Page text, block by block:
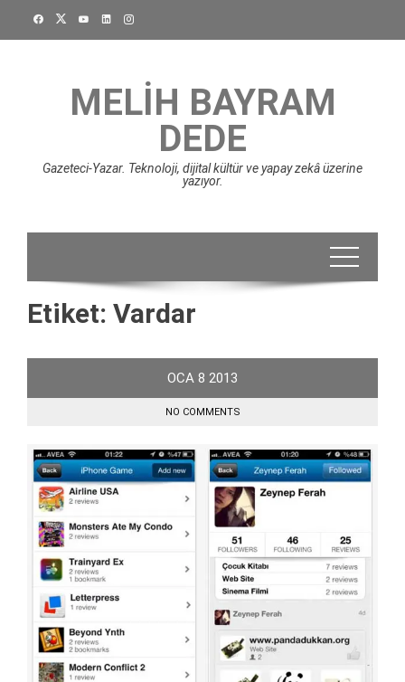
MELIH BAYRAM
DEDE
Gazeteci-Yazar. Teknoloji, dijital kültür ve yapay zekâ üzerine
yazıyor.
Etiket: Vardar
OCA 8 2013
NO COMMENTS